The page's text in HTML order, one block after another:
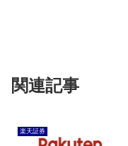
関連記事
楽天証券